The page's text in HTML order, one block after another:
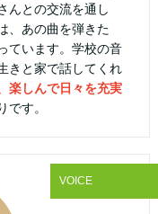
んとの交流を通し
、あの曲を弾きた
ています。学校の音
きと家で話してくれ
楽しんで日々を充実
です。
VOICE